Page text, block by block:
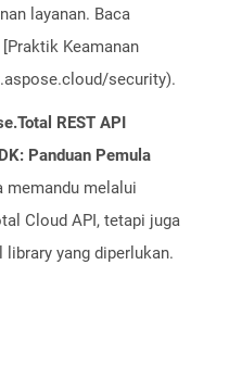
layanan. Baca
Keamanan
security).
REST API
Panduan Pemula
memandu melalui
Cloud API, tetapi juga
yang diperlukan.